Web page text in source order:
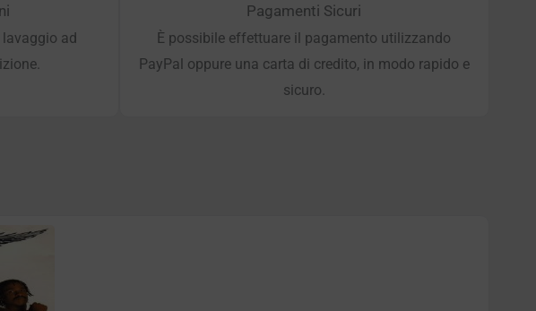
ad
Pagamenti Sicuri
È possibile effettuare il pagamento utilizzando
PayPal oppure una carta di credito, in modo rapido e
sicuro.